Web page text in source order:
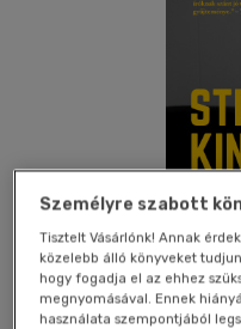
Személyre szabott
Tisztelt Vásárlónk! Annak
közelebb álló könyveket
hogy fogadja el az ehhez
megnyomásával. Ennek
használata szempontjából